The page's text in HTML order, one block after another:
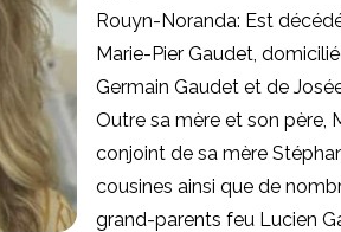
Rouyn-Noranda: Est
Marie-Pier Gaudet,
Germain Gaudet et de
Outre sa mère et son père,
conjoint de sa mère
cousines ainsi que de
grand-parents feu Lucien